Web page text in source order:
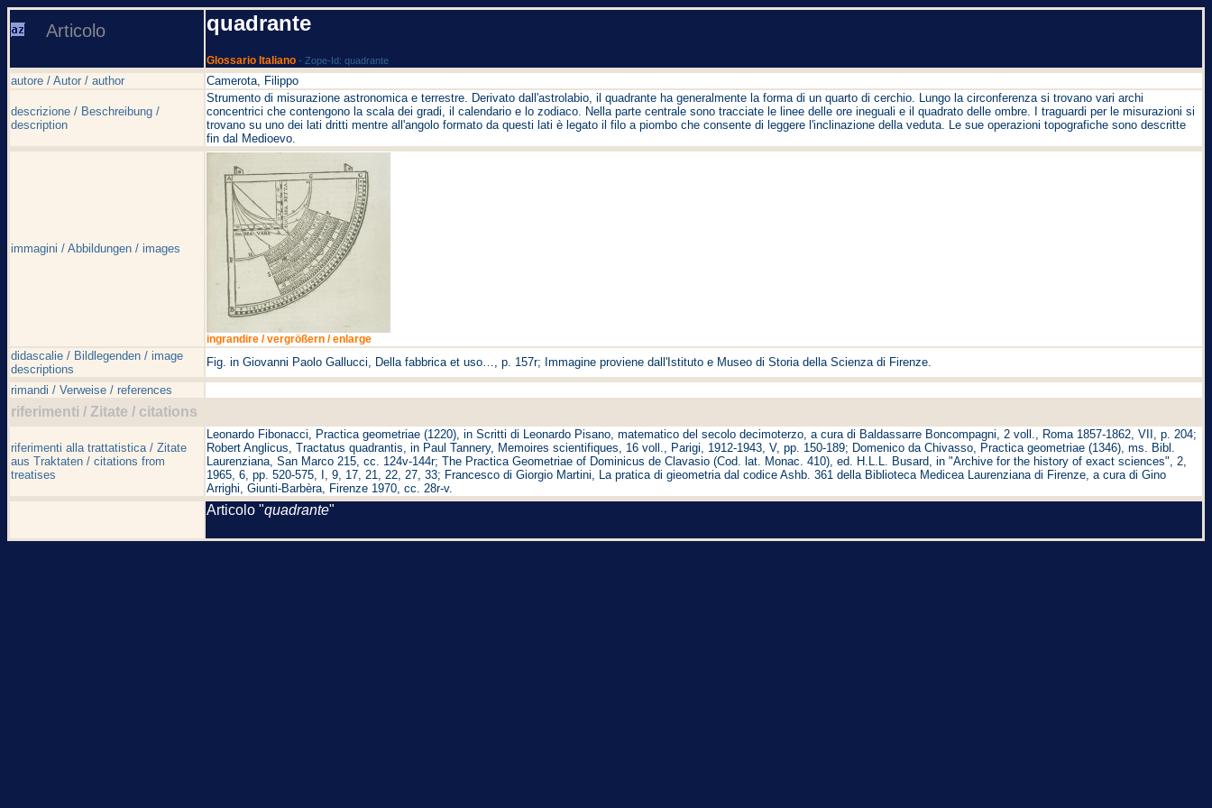
Articolo quadrante
Glossario Italiano - Zope-Id: quadrante
autore / Autor / author Camerota, Filippo
descrizione / Beschreibung /
description
Strumento di misurazione astronomica e terrestre. Derivato dall'astrolabio, il quadrante ha generalmente la forma di un quarto di cerchio. Lungo la circonferenza si trovano vari archi
concentrici che contengono la scala dei gradi, il calendario e lo zodiaco. Nella parte centrale sono tracciate le linee delle ore ineguali e il quadrato delle ombre. I traguardi per le misurazioni si
trovano su uno dei lati dritti mentre all'angolo formato da questi lati è legato il filo a piombo che consente di leggere l'inclinazione della veduta. Le sue operazioni topografiche sono descritte
fin dal Medioevo.
immagini / Abbildungen / images
ingrandire / vergrößern / enlarge
didascalie / Bildlegenden / image
descriptions
Fig. in Giovanni Paolo Gallucci, Della fabbrica et uso…, p. 157r; Immagine proviene dall'Istituto e Museo di Storia della Scienza di Firenze.
rimandi / Verweise / references
riferimenti / Zitate / citations
riferimenti alla trattatistica / Zitate
aus Traktaten / citations from
treatises
Leonardo Fibonacci, Practica geometriae (1220), in Scritti di Leonardo Pisano, matematico del secolo decimoterzo, a cura di Baldassarre Boncompagni, 2 voll., Roma 1857-1862, VII, p. 204;
Robert Anglicus, Tractatus quadrantis, in Paul Tannery, Memoires scientifiques, 16 voll., Parigi, 1912-1943, V, pp. 150-189; Domenico da Chivasso, Practica geometriae (1346), ms. Bibl.
Laurenziana, San Marco 215, cc. 124v-144r; The Practica Geometriae of Dominicus de Clavasio (Cod. lat. Monac. 410), ed. H.L.L. Busard, in "Archive for the history of exact sciences", 2,
1965, 6, pp. 520-575, I, 9, 17, 21, 22, 27, 33; Francesco di Giorgio Martini, La pratica di gieometria dal codice Ashb. 361 della Biblioteca Medicea Laurenziana di Firenze, a cura di Gino
Arrighi, Giunti-Barbèra, Firenze 1970, cc. 28r-v.
Articolo "quadrante"